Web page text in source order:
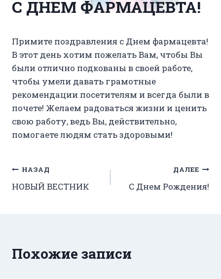
С ДНЕМ ФАРМАЦЕВТА!
Примите поздравления с Днем фармацевта!
В этот день хотим пожелать Вам, чтобы Вы
были отлично подкованы в своей работе,
чтобы умели давать грамотные
рекомендации посетителям и всегда были в
почете! Желаем радоваться жизни и ценить
свою работу, ведь Вы, действительно,
помогаете людям стать здоровыми!
Навигация
по
НАЗАД
НОВЫЙ ВЕСТНИК
ДАЛЕЕ
C Днем Рождения!
Похожие записи